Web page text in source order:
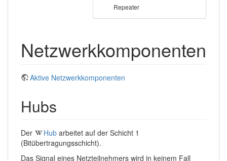
Repeater
Netzwerkkomponenten
Aktive Netzwerkkomponenten
Hubs
Der Hub arbeitet auf der Schicht 1
(Bitübertragungsschicht).
Das Signal eines Netzteilnehmers wird in keinem Fall